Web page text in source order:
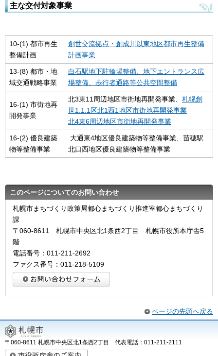
主な交付対象事業
10-(1) 都市再生
整備計画
創世交流拠点・創成川以東地区都市再生整備
計画事業
13-(8) 都市・地
域交通戦略事業
白石駅地下駐輪場整備、地下エントランス広
場整備、歩行者通路等公共空間整備
16-(1) 市街地再
開発事業
北3東11周辺地区市街地再開発事業、 札幌創
世1.1.1区北1西1地区市街地再開発事業
北4東6周辺地区市街地再開発事業
16-(2) 優良建築
物等整備事業
大通東4地区優良建築物等整備事業、苗穂駅
北口西地区優良建築物等整備事業
このページについてのお問い合わせ
札幌市まちづくり政策局都心まちづくり推進室都心まちづくり
課
〒060-8611 札幌市中央区北1条西2丁目 札幌市役所本庁舎5
階
電話番号：011‐211‐2692
ファクス番号：011‐218‐5109
ページの先頭へ戻る
〒060-8611 札幌市中央区北1条西2丁目 代表電話：011-211-2111